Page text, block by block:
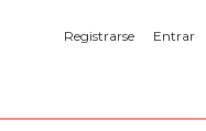
Registrarse Entrar